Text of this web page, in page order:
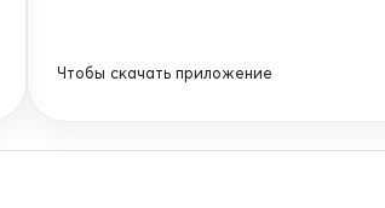
Чтобы скачать приложение